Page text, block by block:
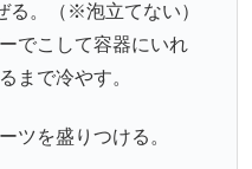
る。（※泡立てない）
でこして容器にいれ
まで冷やす。
ツを盛りつける。